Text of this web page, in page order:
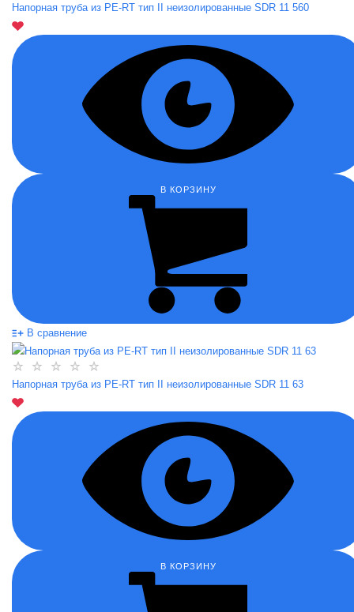
Напорная труба из PE-RT тип II неизолированные SDR 11 560
В КОРЗИНУ
В сравнение
Напорная труба из PE-RT тип II неизолированные SDR 11 63
В КОРЗИНУ